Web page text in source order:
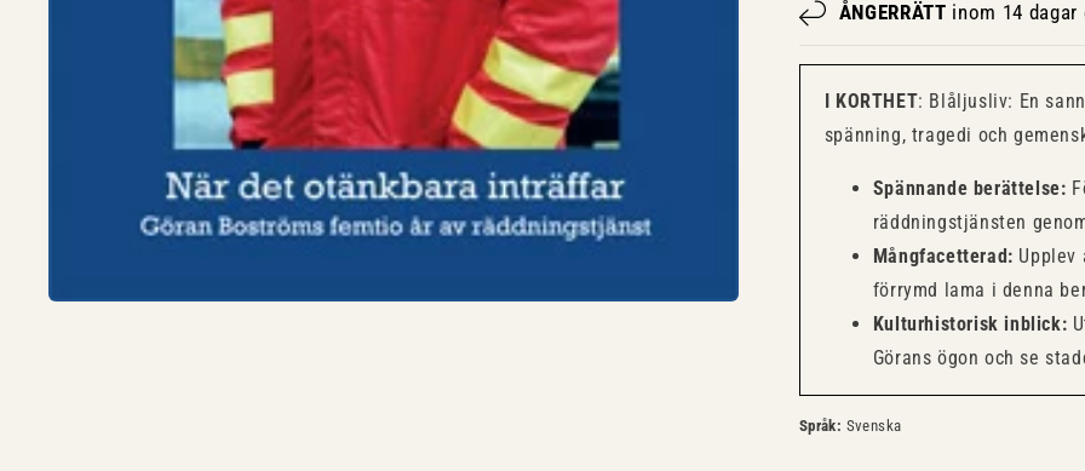
ÅNGERRÄTT inom 14
I KORTHET: Blåljusliv: En
spänning, tragedi och
Spännande berättelse:
räddningstjänsten
Mångfacetterad:
förrymd lama i denna
Kulturhistorisk inblick:
Görans ögon och se
Språk: Svenska